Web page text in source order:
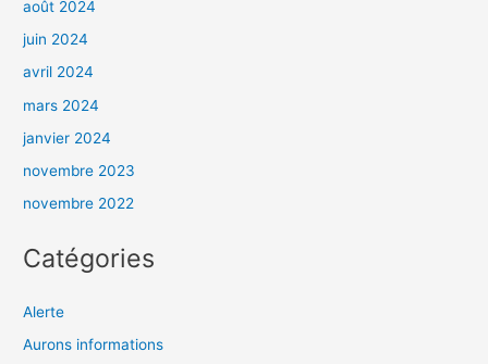
août 2024
juin 2024
avril 2024
mars 2024
janvier 2024
novembre 2023
novembre 2022
Catégories
Alerte
Aurons informations